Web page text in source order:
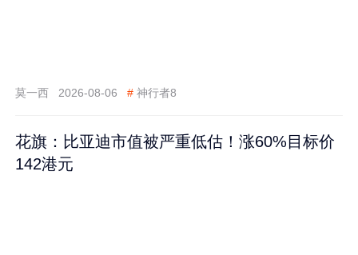
莫一西 2026-08-06 # 神行者8
花旗：比亚迪市值被严重低估！涨60%目标价
142港元